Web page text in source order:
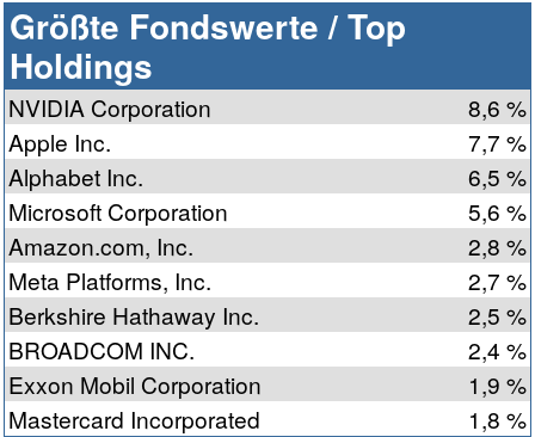
Größte Fondswerte / Top
Holdings
NVIDIA Corporation
8,6 %
Apple Inc.
7,7 %
Alphabet Inc.
6,5 %
Microsoft Corporation
5,6 %
Amazon.com, Inc.
2,8 %
Meta Platforms, Inc.
2,7 %
Berkshire Hathaway Inc.
2,5 %
BROADCOM INC.
2,4 %
Exxon Mobil Corporation
1,9 %
Mastercard Incorporated
1,8 %